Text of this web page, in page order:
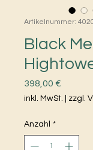
Artikelnummer:
Black
398,00 €
inkl. MwSt. zzgl.
Anzahl *